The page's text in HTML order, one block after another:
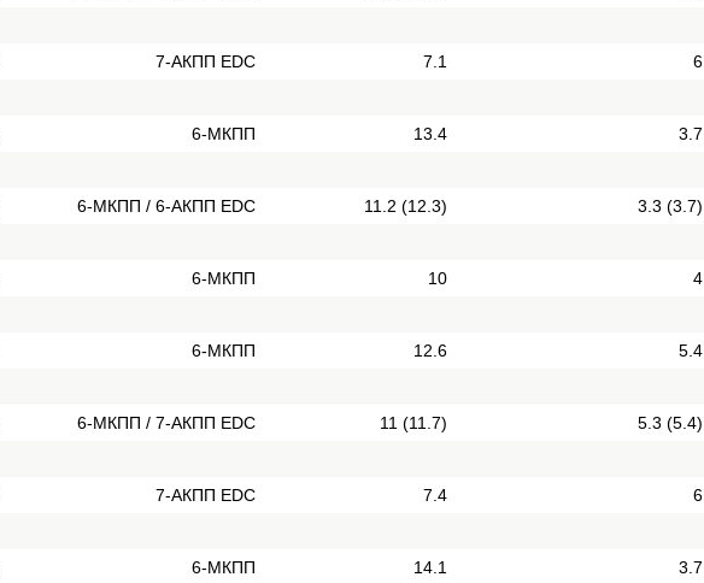
7-АКПП EDC 7.1
6
6-МКПП 13.4
3.7
6-МКПП / 6-АКПП EDC 11.2 (12.3)
3.3 (3.7)
6-МКПП 10
4
6-МКПП 12.6
5.4
6-МКПП / 7-АКПП EDC 11 (11.7)
5.3 (5.4)
7-АКПП EDC 7.4
6
6-МКПП 14.1
3.7